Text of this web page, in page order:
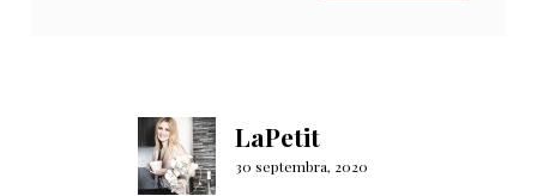
LaPetit
30 septembra, 2020